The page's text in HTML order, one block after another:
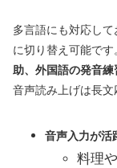
多言語にも対応し
に切り替え可能です
助、外国語の発音練
音声読み上げは長文
音声入力が活
料理